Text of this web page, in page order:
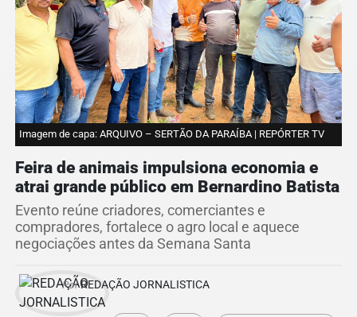
Imagem de capa: ARQUIVO – SERTÃO DA PARAÍBA | REPÓRTER TV
Feira de animais impulsiona economia e
atrai grande público em Bernardino Batista
Evento reúne criadores, comerciantes e
compradores, fortalece o agro local e aquece
negociações antes da Semana Santa
PorREDAÇÃO JORNALISTICA